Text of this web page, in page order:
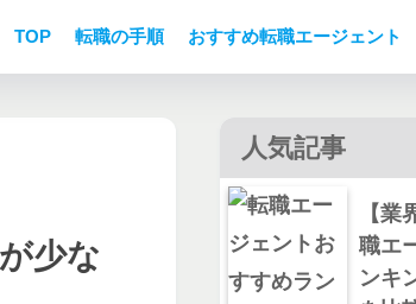
TOP 転職の手順 おすすめ転職エージェント
少な
人気記事
【
職エ
ンキ